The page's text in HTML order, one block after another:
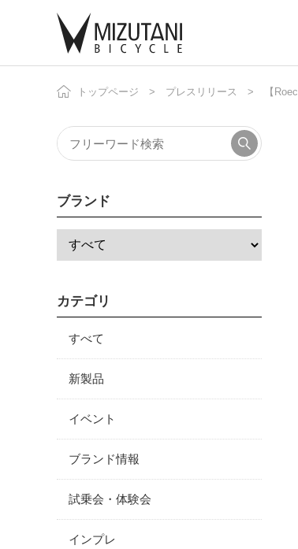
トップページ プレスリリース 【
ブランド
カテゴリ
すべて
新製品
イベント
ブランド情報
試乗会・体験会
インプレ